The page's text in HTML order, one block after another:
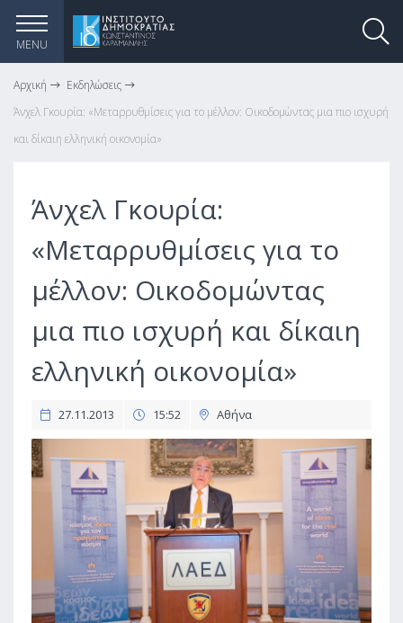
MENU
Αρχική
Εκδηλώσεις
Άνχελ Γκουρία: «Μεταρρυθμίσεις για το μέλλον: Οικοδομώντας μια πιο ισχυρή
και δίκαιη ελληνική οικονομία»
Άνχελ Γκουρία:
«Μεταρρυθμίσεις για το
μέλλον: Οικοδομώντας
μια πιο ισχυρή και δίκαιη
ελληνική οικονομία»
27.11.2013 15:52 Αθήνα